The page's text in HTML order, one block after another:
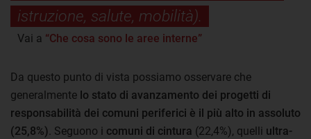
istruzione, salute, mobilità).
Vai a “Che cosa sono le aree interne”
Da questo punto di vista possiamo osservare che
generalmente lo stato di avanzamento dei progetti di
responsabilità dei comuni periferici è il più alto in assoluto
(25,8%). Seguono i comuni di cintura (22,4%), quelli ultra-